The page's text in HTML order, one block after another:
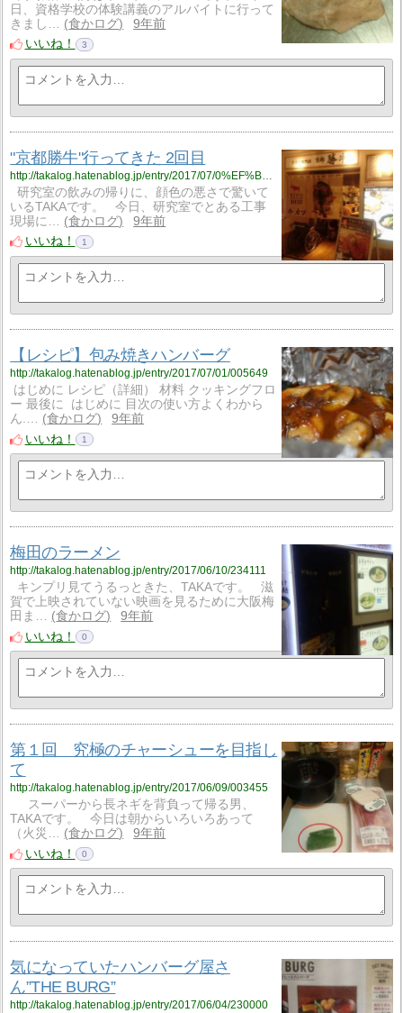
日、資格学校の体験講義のアルバイトに行って
きまし…
食かログ
9年前
いいね！
3
"京都勝牛"行ってきた 2回目
http://takalog.hatenablog.jp/entry/2017/07/0%EF%BC%98/023617
研究室の飲みの帰りに、顔色の悪さで驚いて
いるTAKAです。 今日、研究室でとある工事
現場に…
食かログ
9年前
いいね！
1
【レシピ】包み焼きハンバーグ
http://takalog.hatenablog.jp/entry/2017/07/01/005649
はじめに レシピ（詳細） 材料 クッキングフロ
ー 最後に はじめに 目次の使い方よくわから
ん.…
食かログ
9年前
いいね！
1
梅田のラーメン
http://takalog.hatenablog.jp/entry/2017/06/10/234111
キンプリ見てうるっときた、TAKAです。 滋
賀で上映されていない映画を見るために大阪梅
田ま…
食かログ
9年前
いいね！
0
第１回 究極のチャーシューを目指し
て
http://takalog.hatenablog.jp/entry/2017/06/09/003455
スーパーから長ネギを背負って帰る男、
TAKAです。 今日は朝からいろいろあって
（火災…
食かログ
9年前
いいね！
0
気になっていたハンバーグ屋さ
ん”THE BURG”
http://takalog.hatenablog.jp/entry/2017/06/04/230000